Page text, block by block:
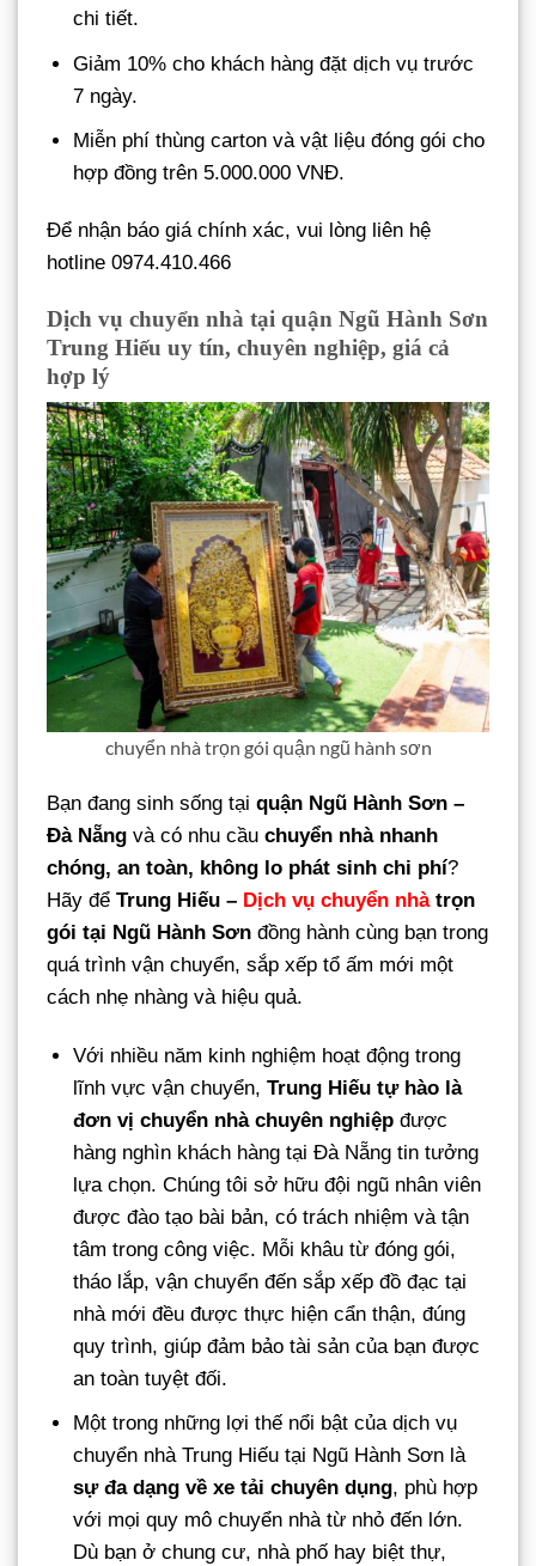
chi tiết.
Giảm 10% cho khách hàng đặt dịch vụ trước
7 ngày.
Miễn phí thùng carton và vật liệu đóng gói cho
hợp đồng trên 5.000.000 VNĐ.
Để nhận báo giá chính xác, vui lòng liên hệ
hotline 0974.410.466
Dịch vụ chuyển nhà tại quận Ngũ Hành Sơn
Trung Hiếu uy tín, chuyên nghiệp, giá cả
hợp lý
chuyển nhà trọn gói quận ngũ hành sơn
Bạn đang sinh sống tại quận Ngũ Hành Sơn –
Đà Nẵng và có nhu cầu chuyển nhà nhanh
chóng, an toàn, không lo phát sinh chi phí?
Hãy để Trung Hiếu – Dịch vụ chuyển nhàtrọn
gói tại Ngũ Hành Sơn đồng hành cùng bạn trong
quá trình vận chuyển, sắp xếp tổ ấm mới một
cách nhẹ nhàng và hiệu quả.
Với nhiều năm kinh nghiệm hoạt động trong
lĩnh vực vận chuyển,Trung Hiếu tự hào là
đơn vị chuyển nhà chuyên nghiệp được
hàng nghìn khách hàng tại Đà Nẵng tin tưởng
lựa chọn. Chúng tôi sở hữu đội ngũ nhân viên
được đào tạo bài bản, có trách nhiệm và tận
tâm trong công việc. Mỗi khâu từ đóng gói,
tháo lắp, vận chuyển đến sắp xếp đồ đạc tại
nhà mới đều được thực hiện cẩn thận, đúng
quy trình, giúp đảm bảo tài sản của bạn được
an toàn tuyệt đối.
Một trong những lợi thế nổi bật của dịch vụ
chuyển nhà Trung Hiếu tại Ngũ Hành Sơn là
sự đa dạng về xe tải chuyên dụng, phù hợp
với mọi quy mô chuyển nhà từ nhỏ đến lớn.
Dù bạn ở chung cư, nhà phố hay biệt thự,